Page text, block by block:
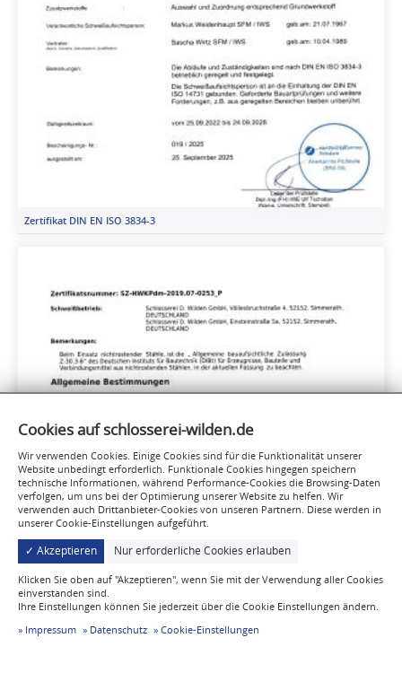
Zertifikat DIN EN ISO 3834-3
Cookies auf schlosserei-wilden.de
Wir verwenden Cookies. Einige Cookies sind für die Funktionalität unserer
Website unbedingt erforderlich. Funktionale Cookies hingegen speichern
technische Informationen, während Performance-Cookies die Browsing-Daten
verfolgen, um uns bei der Optimierung unserer Website zu helfen. Wir
verwenden auch Drittanbieter-Cookies von unseren Partnern. Diese werden in
unserer Cookie-Einstellungen aufgeführt.
✓ Akzeptieren Nur erforderliche Cookies erlauben
Klicken Sie oben auf "Akzeptieren", wenn Sie mit der Verwendung aller Cookies
einverstanden sind.
Ihre Einstellungen können Sie jederzeit über die Cookie Einstellungen ändern.
Impressum
Datenschutz Cookie-Einstellungen